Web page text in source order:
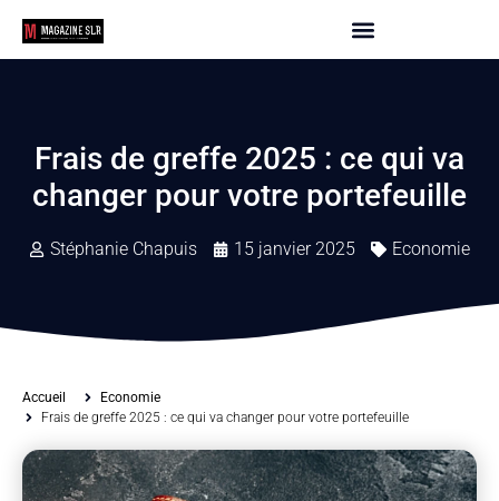
Frais de greffe 2025 : ce qui va
changer pour votre portefeuille
Stéphanie Chapuis 15 janvier 2025 Economie
Accueil
Economie
Frais de greffe 2025 : ce qui va changer pour votre portefeuille